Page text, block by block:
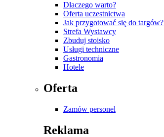
Dlaczego warto?
Oferta uczestnictwa
Jak przygotować się do targów?
Strefa Wystawcy
Zbuduj stoisko
Usługi techniczne
Gastronomia
Hotele
Oferta
Zamów personel
Reklama